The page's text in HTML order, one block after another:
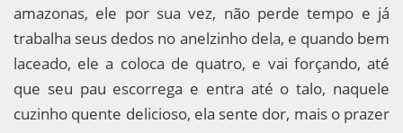
amazonas, ele por sua vez, não perde tempo e já
trabalha seus dedos no anelzinho dela, e quando bem
laceado, ele a coloca de quatro, e vai forçando, até
que seu pau escorrega e entra até o talo, naquele
cuzinho quente delicioso, ela sente dor, mais o prazer